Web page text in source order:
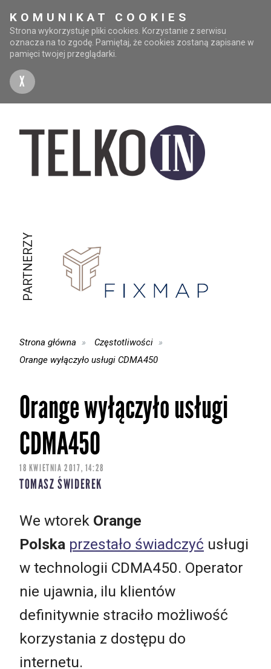
KOMUNIKAT COOKIES
Strona wykorzystuje pliki cookies. Korzystanie z serwisu
oznacza na to zgodę. Pamiętaj, że cookies zostaną zapisane w
pamięci twojej przeglądarki.
X
PARTNERZY
Strona główna
Częstotliwości
Orange wyłączyło usługi CDMA450
Orange wyłączyło usługi
CDMA450
18 KWIETNIA 2017, 14:28
TOMASZ ŚWIDEREK
We wtorek Orange
Polska przestało świadczyć usługi
w technologii CDMA450. Operator
nie ujawnia, ilu klientów
definitywnie straciło możliwość
korzystania z dostępu do
internetu.